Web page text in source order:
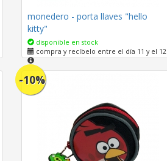
monedero - porta llaves "hello
kitty"
disponible en stock
compra y recíbelo entre el día 11 y el 12
-10%